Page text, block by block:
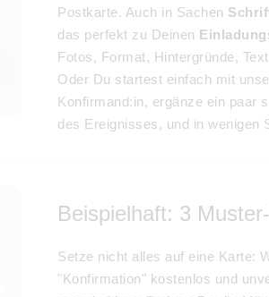
Postkarte. Auch in Sachen
das perfekt zu Deinen
Fotos, Format, Hintergründe,
Oder Du startest einfach mit
Konfirmand:in, ergänze ein paar
des Ereignisses, und in wenigen
Beispielhaft: 3
Setze nicht alles auf eine Karte:
"Konfirmation" kostenlos und